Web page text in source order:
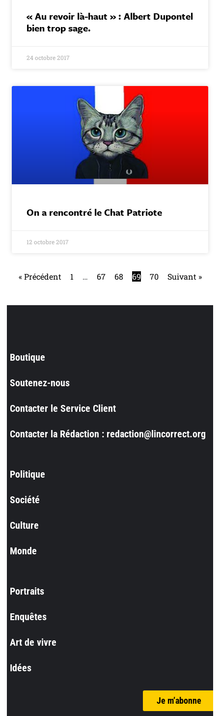
« Au revoir là-haut » : Albert Dupontel
bien trop sage.
24 octobre 2017
On a rencontré le Chat Patriote
12 octobre 2017
« Précédent 1 … 67 68 69 70 Suivant »
Boutique
Soutenez-nous
Contacter le Service Client
Contacter la Rédaction : redaction@lincorrect.org
Politique
Société
Culture
Monde
Portraits
Enquêtes
Art de vivre
Idées
Je m’abonne